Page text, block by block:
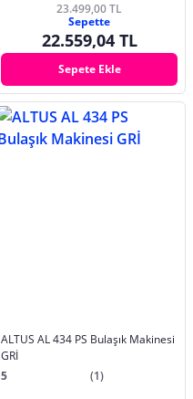
23.499,00 TL
Sepette
22.559,04 TL
Sepete Ekle
ALTUS AL 434 PS Bulaşık Makinesi
GRİ
5
(1)